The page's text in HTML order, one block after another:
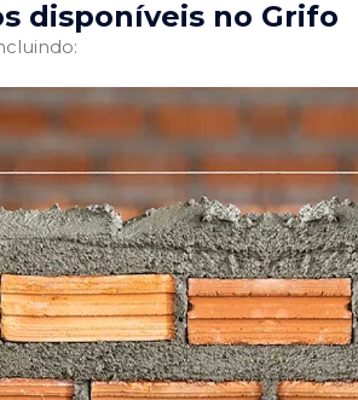
disponíveis no Grifo